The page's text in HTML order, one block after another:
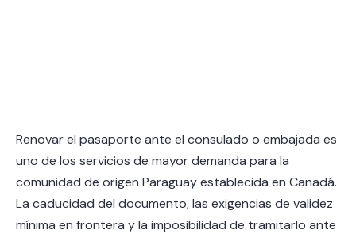
Renovar el pasaporte ante el consulado o embajada es
uno de los servicios de mayor demanda para la
comunidad de origen Paraguay establecida en Canadá.
La caducidad del documento, las exigencias de validez
mínima en frontera y la imposibilidad de tramitarlo ante